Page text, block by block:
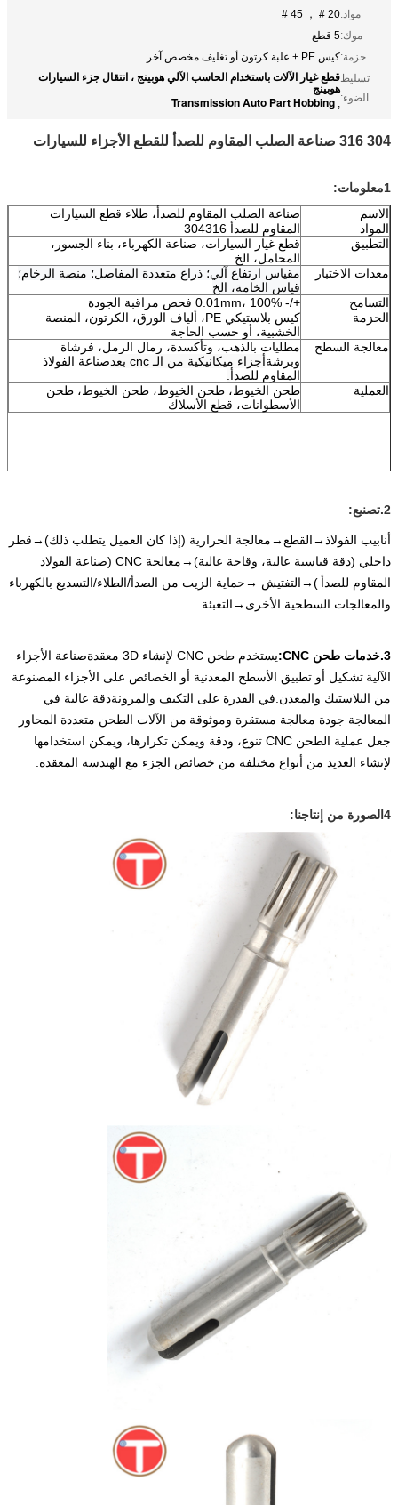
مواد:20 # ， 45 #
موك:5 قطع
حزمة:كيس PE + علبة كرتون أو تغليف مخصص آخر
تسليط
الضوء:
قطع غيار الآلات باستخدام الحاسب الآلي هوبينج ، انتقال جزء السيارات
هوبينج
,
Transmission Auto Part Hobbing
304 316 صناعة الصلب المقاوم للصدأ للقطع الأجزاء للسيارات
1معلومات:
الاسم
صناعة الصلب المقاوم للصدأ، طلاء قطع السيارات
المواد
المقاوم للصدأ 304316
التطبيق
قطع غيار السيارات، صناعة الكهرباء، بناء الجسور،
المحامل، الخ
معدات الاختبار
مقياس ارتفاع آلي؛ ذراع متعددة المفاصل؛ منصة الرخام؛
قياس الخامة، الخ
التسامح
+/- 0.01mm، 100% فحص مراقبة الجودة
الحزمة
كيس بلاستيكي PE، ألياف الورق، الكرتون، المنصة
الخشبية، أو حسب الحاجة
معالجة السطح
مطليات بالذهب، وتأكسدة، رمال الرمل، فرشاة
وبرشةأجزاء ميكانيكية من الـ cnc بعد
صناعة الفولاذ
المقاوم للصدأ
العملية
طحن الخيوط، طحن الخيوط، طحن الخيوط، طحن
الأسطوانات، قطع الأسلاك
2. تصنيع:
أنابيب الفولاذ→القطع→معالجة الحرارية (إذا كان العميل يتطلب ذلك)→قطر
داخلي (دقة قياسية عالية، وقاحة عالية)→معالجة CNC (
صناعة الفولاذ
المقاوم للصدأ )→التفتيش →حماية الزيت من الصدأ/الطلاء/التسديع بالكهرباء
والمعالجات السطحية الأخرى→التعبئة
3. خدمات طحن CNC: يستخدم طحن CNC لإنشاء 3D معقدة
صناعة الأجزاء
الآلية تشكيل أو تطبيق الأسطح المعدنية أو الخصائص على الأجزاء المصنوعة
من البلاستيك والمعدن. في القدرة على التكيف والمرونةدقة عالية في
المعالجة جودة معالجة مستقرة وموثوقة من الآلات الطحن متعددة المحاور
جعل عملية الطحن CNC تنوع، ودقة ويمكن تكرارها، ويمكن استخدامها
لإنشاء العديد من أنواع مختلفة من خصائص الجزء مع الهندسة المعقدة.
4الصورة من إنتاجنا: